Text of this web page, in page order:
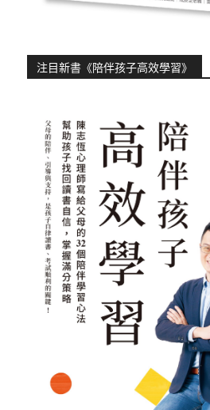
注目新書《陪伴孩子高效學習》